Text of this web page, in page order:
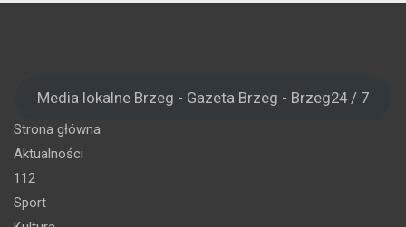
Media lokalne Brzeg - Gazeta Brzeg - Brzeg24 / 7
Strona główna
Aktualności
112
Sport